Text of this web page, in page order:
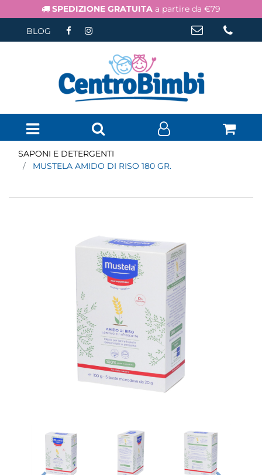
SPEDIZIONE GRATUITA a partire da €79
BLOG
Open menu
SAPONI E DETERGENTI
MUSTELA AMIDO DI RISO 180 GR.